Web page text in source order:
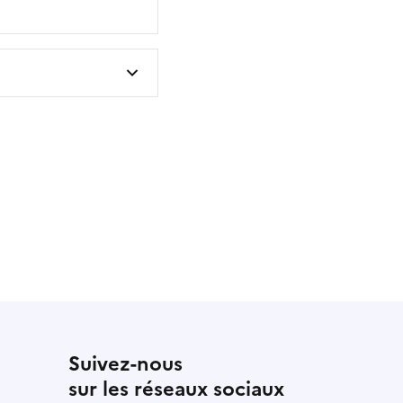
Suivez-nous
sur les réseaux sociaux